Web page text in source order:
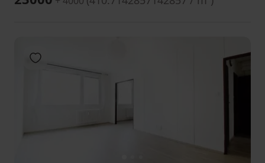
Add to favorites